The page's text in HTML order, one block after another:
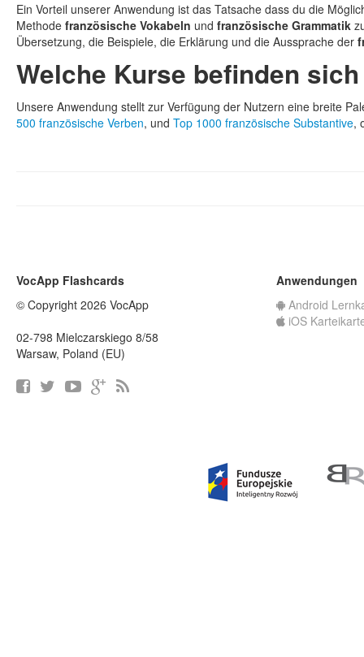
Ein Vorteil unserer Anwendung ist das Tatsache dass du die
Methode französische Vokabeln und französische Grammatik
Übersetzung, die Beispiele, die Erklärung und die Aussprache der
Welche Kurse befinden
Unsere Anwendung stellt zur Verfügung der Nutzern eine breite
500 französische Verben, und Top 1000 französische Substantive,
VocApp Flashcards
© Copyright 2026 VocApp
02-798 Mielczarskiego 8/58
Warsaw, Poland (EU)
Anwendungen
Android
iOS